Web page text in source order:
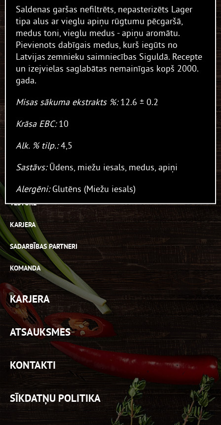
LIDO Meistaru Eils
VAIRĀK
Lido Mājas kvass
Saldenas garšas nefiltrēts, nepasterizēts Lager
tipa alus ar vieglu apiņu rūgtumu pēcgaršā,
medus toni, vieglu medus - apiņu aromātu.
Pievienots dabīgais medus, kurš iegūts no
Latvijas zemnieku saimniecības Siguldā. Recepte
un izejvielas saglabātas nemainīgas kopš 2000.
gada.
Misas sākuma ekstrakts %:12.6 ± 0.2
Krāsa EBC:10
Alk. % tilp.:4,5
Sastāvs:Ūdens, miežu iesals, medus, apiņi
Alergēni:Glutēns (Miežu iesals)
VĒSTURE
KARJERA
SADARBĪBAS PARTNERI
KOMANDA
KARJERA
ATSAUKSMES
KONTAKTI
SĪKDATŅU POLITIKA